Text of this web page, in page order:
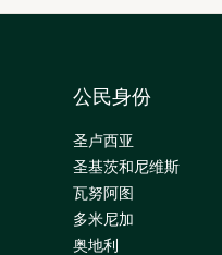
公民身份
圣卢西亚
圣基茨和尼维斯
瓦努阿图
多米尼加
奥地利